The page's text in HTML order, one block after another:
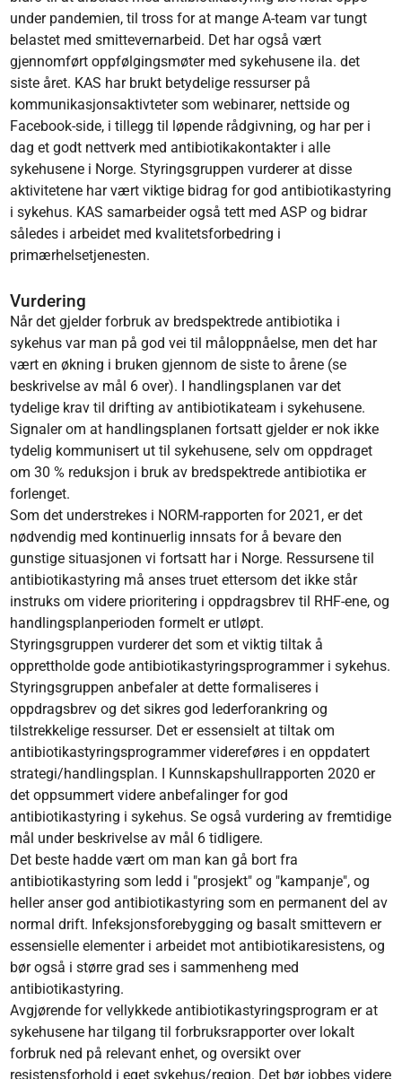
under pandemien, til tross for at mange A-team var tungt
belastet med smittevernarbeid. Det har også vært
gjennomført oppfølgingsmøter med sykehusene ila. det
siste året. KAS har brukt betydelige ressurser på
kommunikasjonsaktivteter som webinarer, nettside og
Facebook-side, i tillegg til løpende rådgivning, og har per i
dag et godt nettverk med antibiotikakontakter i alle
sykehusene i Norge. Styringsgruppen vurderer at disse
aktivitetene har vært viktige bidrag for god antibiotikastyring
i sykehus. KAS samarbeider også tett med ASP og bidrar
således i arbeidet med kvalitetsforbedring i
primærhelsetjenesten.
Vurdering
Når det gjelder forbruk av bredspektrede antibiotika i
sykehus var man på god vei til måloppnåelse, men det har
vært en økning i bruken gjennom de siste to årene (se
beskrivelse av mål 6 over). I handlingsplanen var det
tydelige krav til drifting av antibiotikateam i sykehusene.
Signaler om at handlingsplanen fortsatt gjelder er nok ikke
tydelig kommunisert ut til sykehusene, selv om oppdraget
om 30 % reduksjon i bruk av bredspektrede antibiotika er
forlenget.
Som det understrekes i NORM-rapporten for 2021, er det
nødvendig med kontinuerlig innsats for å bevare den
gunstige situasjonen vi fortsatt har i Norge. Ressursene til
antibiotikastyring må anses truet ettersom det ikke står
instruks om videre prioritering i oppdragsbrev til RHF-ene, og
handlingsplanperioden formelt er utløpt.
Styringsgruppen vurderer det som et viktig tiltak å
opprettholde gode antibiotikastyringsprogrammer i sykehus.
Styringsgruppen anbefaler at dette formaliseres i
oppdragsbrev og det sikres god lederforankring og
tilstrekkelige ressurser. Det er essensielt at tiltak om
antibiotikastyringsprogrammer videreføres i en oppdatert
strategi/handlingsplan. I Kunnskapshullrapporten 2020 er
det oppsummert videre anbefalinger for god
antibiotikastyring i sykehus. Se også vurdering av fremtidige
mål under beskrivelse av mål 6 tidligere.
Det beste hadde vært om man kan gå bort fra
antibiotikastyring som ledd i "prosjekt" og "kampanje", og
heller anser god antibiotikastyring som en permanent del av
normal drift. Infeksjonsforebygging og basalt smittevern er
essensielle elementer i arbeidet mot antibiotikaresistens, og
bør også i større grad ses i sammenheng med
antibiotikastyring.
Avgjørende for vellykkede antibiotikastyringsprogram er at
sykehusene har tilgang til forbruksrapporter over lokalt
forbruk ned på relevant enhet, og oversikt over
resistensforhold i eget sykehus/region. Det bør jobbes videre